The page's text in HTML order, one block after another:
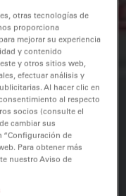
otras tecnologías de
proporciona
mejorar su experiencia
y contenido
y otros sitios web,
efectuar análisis y
Al hacer clic en
al respecto
socios (consulte el
cambiar sus
“Configuración de
Para obtener más
nuestro Aviso de